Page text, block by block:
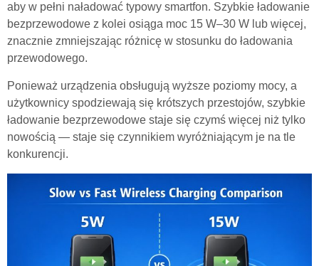
aby w pełni naładować typowy smartfon. Szybkie ładowanie
bezprzewodowe z kolei osiąga moc 15 W–30 W lub więcej,
znacznie zmniejszając różnicę w stosunku do ładowania
przewodowego.
Ponieważ urządzenia obsługują wyższe poziomy mocy, a
użytkownicy spodziewają się krótszych przestojów, szybkie
ładowanie bezprzewodowe staje się czymś więcej niż tylko
nowością — staje się czynnikiem wyróżniającym je na tle
konkurencji.